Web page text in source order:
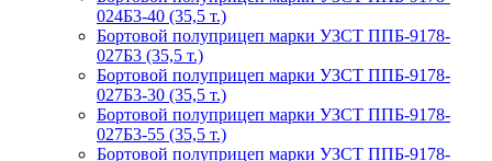
024Б3-40 (35,5 т.)
Бортовой полуприцеп марки УЗСТ ППБ-9178-
027Б3 (35,5 т.)
Бортовой полуприцеп марки УЗСТ ППБ-9178-
027Б3-30 (35,5 т.)
Бортовой полуприцеп марки УЗСТ ППБ-9178-
027Б3-55 (35,5 т.)
Бортовой полуприцеп марки УЗСТ ППБ-9178-